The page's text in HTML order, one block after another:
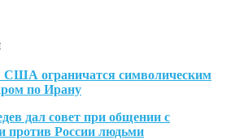
США ограничатся символическим
по Ирану
дал совет при общении с
против России людьми